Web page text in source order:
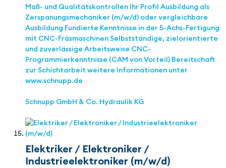
Maß- und Qualitätskontrollen Ihr Profil Ausbildung als
Zerspanungsmechaniker (m/w/d) oder vergleichbare
Ausbildung Fundierte Kenntnisse in der 5-Achs-Fertigung
mit CNC-Fräsmaschinen Selbstständige, zielorientierte
und zuverlässige Arbeitsweise CNC-
Programmierkenntnisse (CAM von Vorteil) Bereitschaft
zur Schichtarbeit weitere Informationen unter
www.schnupp.de
Schnupp GmbH & Co. Hydraulik KG
Elektriker / Elektroniker /
Industrieelektroniker (m/w/d)